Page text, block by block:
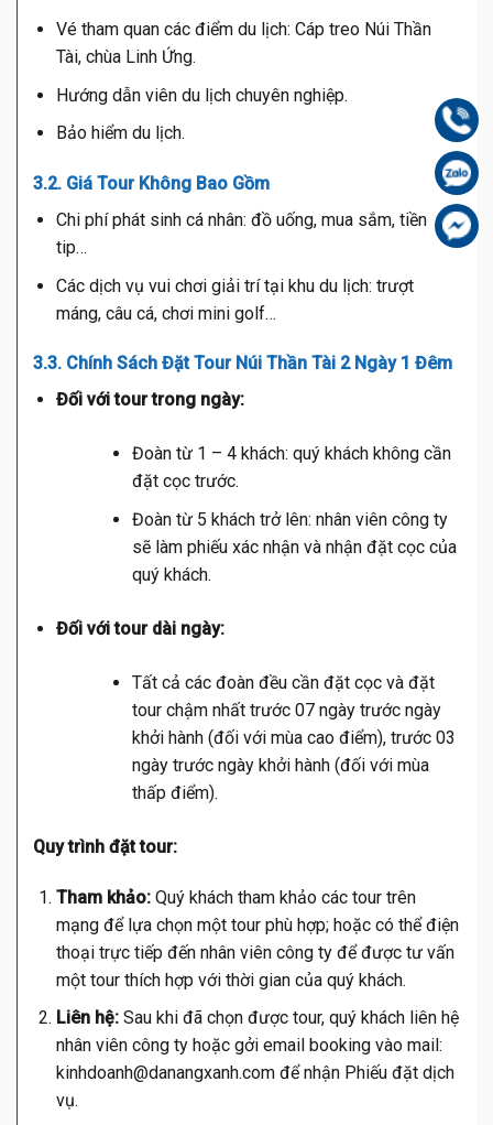
Vé tham quan các điểm du lịch: Cáp treo Núi Thần
Tài, chùa Linh Ứng.
Hướng dẫn viên du lịch chuyên nghiệp.
Bảo hiểm du lịch.
3.2. Giá Tour Không Bao Gồm
Chi phí phát sinh cá nhân: đồ uống, mua sắm, tiền
tip…
Các dịch vụ vui chơi giải trí tại khu du lịch: trượt
máng, câu cá, chơi mini golf…
3.3. Chính Sách Đặt Tour Núi Thần Tài 2 Ngày 1 Đêm
Đối với tour trong ngày:
Đoàn từ 1 – 4 khách: quý khách không cần
đặt cọc trước.
Đoàn từ 5 khách trở lên: nhân viên công ty
sẽ làm phiếu xác nhận và nhận đặt cọc của
quý khách.
Đối với tour dài ngày:
Tất cả các đoàn đều cần đặt cọc và đặt
tour chậm nhất trước 07 ngày trước ngày
khởi hành (đối với mùa cao điểm), trước 03
ngày trước ngày khởi hành (đối với mùa
thấp điểm).
Quy trình đặt tour:
Tham khảo:Quý khách tham khảo các tour trên
mạng để lựa chọn một tour phù hợp; hoặc có thể điện
thoại trực tiếp đến nhân viên công ty để được tư vấn
một tour thích hợp với thời gian của quý khách.
Liên hệ:Sau khi đã chọn được tour, quý khách liên hệ
nhân viên công ty hoặc gởi email booking vào mail:
kinhdoanh@danangxanh.comđể nhận Phiếu đặt dịch
vụ.